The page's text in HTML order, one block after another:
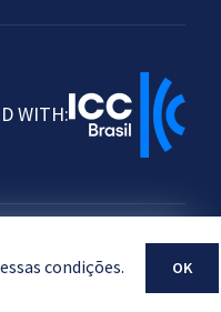
condições. OK
WITH: